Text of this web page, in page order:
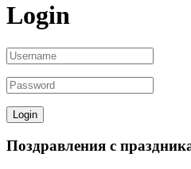
Login
Поздравления с